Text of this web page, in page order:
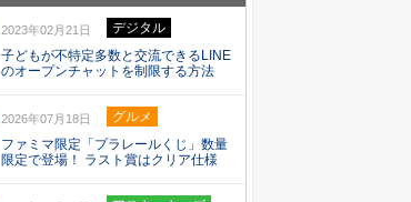
2023年02月21日
デジタル
子どもが不特定多数と交流できるLINE
のオープンチャットを制限する方法
2026年07月18日
グルメ
ファミマ限定「プラレールくじ」数量
限定で登場！ ラスト賞はクリア仕様